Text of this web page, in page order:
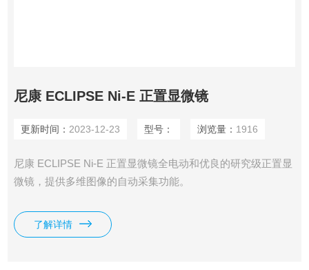
尼康 ECLIPSE Ni-E 正置显微镜
更新时间： 2023-12-23 型号： 浏览量： 1916
尼康 ECLIPSE Ni-E 正置显微镜全电动和优良的研究级正置显
微镜，提供多维图像的自动采集功能。
了解详情